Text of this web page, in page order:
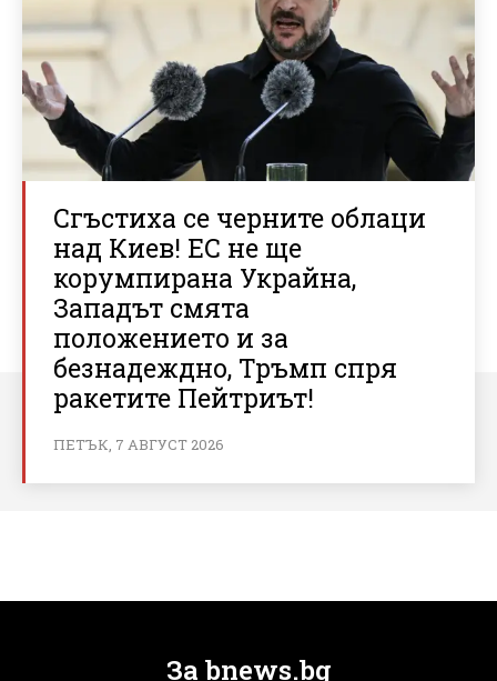
Сгъстиха се черните облаци
над Киев! ЕС не ще
корумпирана Украйна,
Западът смята
положението и за
безнадеждно, Тръмп спря
ракетите Пейтриът!
ПЕТЪК, 7 АВГУСТ 2026
За bnews.bg